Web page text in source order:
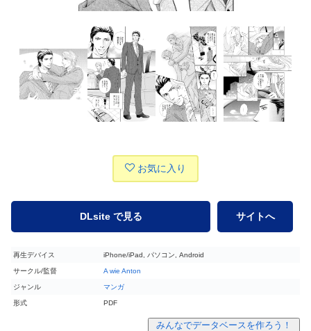
お気に入り
DLsite で見る サイトへ
再生デバイス iPhone/iPad, パソコン, Android
サークル/監督 A wie Anton
ジャンル マンガ
形式 PDF
みんなでデータベースを作ろう！